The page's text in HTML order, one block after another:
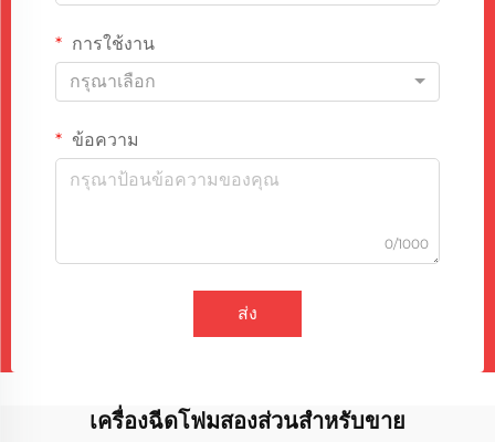
การใช้งาน
กรุณาเลือก
ข้อความ
0/1000
ส่ง
เครื่องฉีดโฟมสองส่วนสำหรับขาย